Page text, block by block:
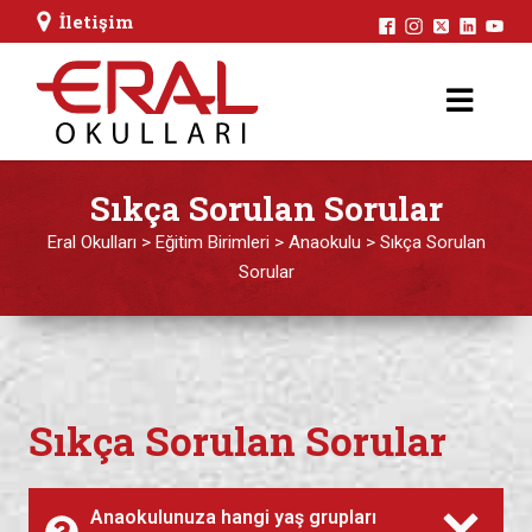
İletişim
Sıkça Sorulan Sorular
Eral Okulları > Eğitim Birimleri > Anaokulu > Sıkça Sorulan
Sorular
Sıkça Sorulan Sorular
Anaokulunuza hangi yaş grupları